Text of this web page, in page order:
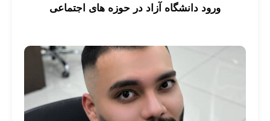
ورود دانشگاه آزاد در حوزه های اجتماعی